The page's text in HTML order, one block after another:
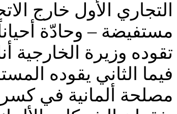
مستفيضة – وحادّة
تقوده وزيرة الخارجية
فيما الثاني يقوده
مصلحة ألمانية في كسر